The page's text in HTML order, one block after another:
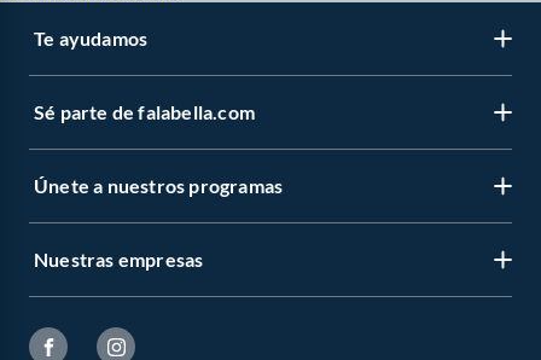
Te ayudamos
Sé parte de falabella.com
Únete a nuestros programas
Nuestras empresas